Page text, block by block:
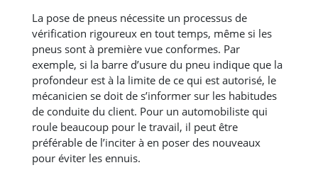
La pose de pneus nécessite un processus de
vérification rigoureux en tout temps, même si les
pneus sont à première vue conformes. Par
exemple, si la barre d’usure du pneu indique que la
profondeur est à la limite de ce qui est autorisé, le
mécanicien se doit de s’informer sur les habitudes
de conduite du client. Pour un automobiliste qui
roule beaucoup pour le travail, il peut être
préférable de l’inciter à en poser des nouveaux
pour éviter les ennuis.